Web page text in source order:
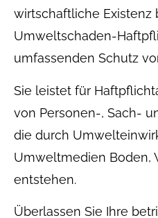
wirtschaftliche Existenz
Umweltschaden-
umfassenden Schutz
Sie leistet für
von Per­sonen-, Sach-
die durch
Umweltmedien Boden,
entstehen.
Überlassen Sie Ihre